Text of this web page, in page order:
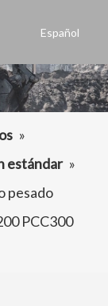
Español
العربية
Français
»
estándar »
pesado
PCC300